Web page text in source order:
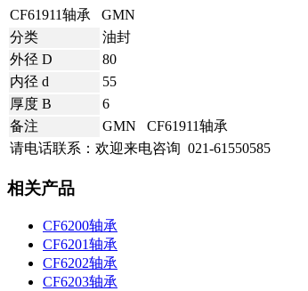
CF61911轴承 GMN
分类
油封
外径 D
80
内径 d
55
厚度 B
6
备注
GMN CF61911轴承
请电话联系：欢迎来电咨询 021-61550585
相关产品
CF6200轴承
CF6201轴承
CF6202轴承
CF6203轴承